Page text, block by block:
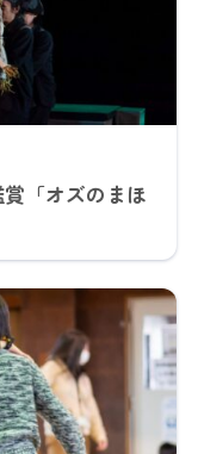
「オズのまほ